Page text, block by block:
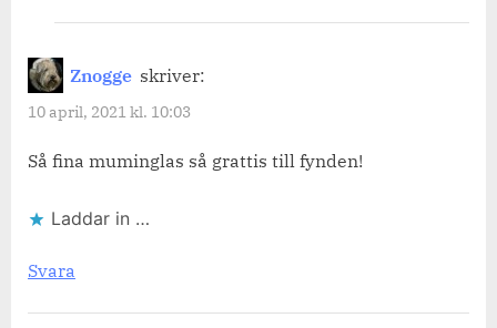
Znogge skriver:
10 april, 2021 kl. 10:03
Så fina muminglas så grattis till fynden!
Laddar in …
Svara